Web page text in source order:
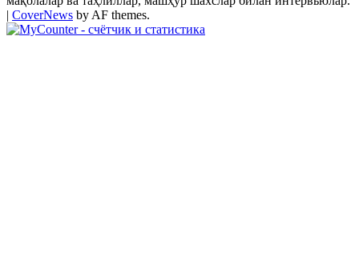
| CoverNews by AF themes.